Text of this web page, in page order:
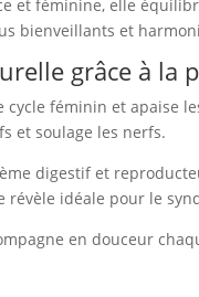
et féminine, elle
bienveillants et
grâce à la
cycle féminin et apaise
et soulage les nerfs.
digestif et
révèle idéale pour le
en douceur